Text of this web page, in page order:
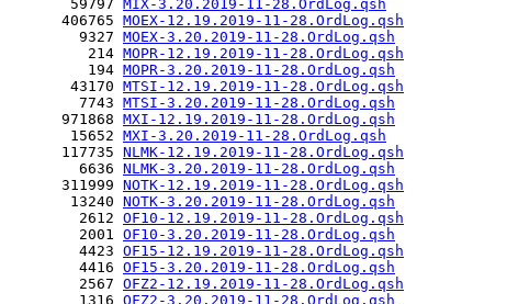
       59797
MIX-3.20.2019-11-28.OrdLog.qsh
      406765
MOEX-12.19.2019-11-28.OrdLog.qsh
        9327
MOEX-3.20.2019-11-28.OrdLog.qsh
         214
MOPR-12.19.2019-11-28.OrdLog.qsh
         194
MOPR-3.20.2019-11-28.OrdLog.qsh
       43170
MTSI-12.19.2019-11-28.OrdLog.qsh
        7743
MTSI-3.20.2019-11-28.OrdLog.qsh
      971868
MXI-12.19.2019-11-28.OrdLog.qsh
       15652
MXI-3.20.2019-11-28.OrdLog.qsh
      117735
NLMK-12.19.2019-11-28.OrdLog.qsh
        6636
NLMK-3.20.2019-11-28.OrdLog.qsh
      311999
NOTK-12.19.2019-11-28.OrdLog.qsh
       13240
NOTK-3.20.2019-11-28.OrdLog.qsh
        2612
OF10-12.19.2019-11-28.OrdLog.qsh
        2001
OF10-3.20.2019-11-28.OrdLog.qsh
        4423
OF15-12.19.2019-11-28.OrdLog.qsh
        4416
OF15-3.20.2019-11-28.OrdLog.qsh
        2567
OFZ2-12.19.2019-11-28.OrdLog.qsh
        1316
OFZ2-3.20.2019-11-28.OrdLog.qsh